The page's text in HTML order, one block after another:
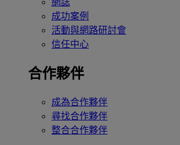
網誌
成功案例
活動與網路研討會
信任中心
合作夥伴
成為合作夥伴
尋找合作夥伴
整合合作夥伴